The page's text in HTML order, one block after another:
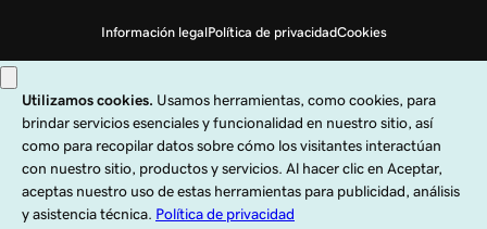
Información legalPolítica de privacidadCookies
Copyright © 1999 - 2026 GoDaddy Operating Company, LLC. Todos los
derechos reservados. La marca denominativa GoDaddy es una marca
registrada de GoDaddy Operating Company, LLC en los EE. UU. y otros países.
El logo "GO" es una marca registrada de GoDaddy.com, LLC en los EE. UU.
El uso de esta web está sujeto a las condiciones de uso indicadas. Al utilizar